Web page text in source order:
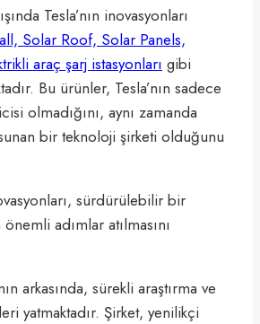
Tesla’nın inovasyonları
Solar Roof, Solar Panels,
araç şarj istasyonları gibi
Bu ürünler, Tesla’nın sadece
olmadığını, aynı zamanda
bir teknoloji şirketi olduğunu
sürdürülebilir bir
adımlar atılmasını
arkasında, sürekli araştırma ve
yatmaktadır. Şirket, yenilikçi